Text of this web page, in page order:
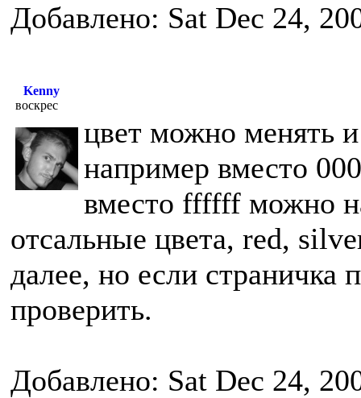
Добавлено: Sat Dec 24,
Kenny
воскрес
цвет можно менять
например вместо
вместо ffffff можно
отсальные цвета, red,
далее, но если
проверить.
Добавлено: Sat Dec 24,